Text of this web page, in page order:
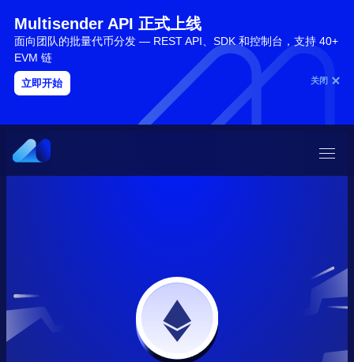
Multisender API 正式上线
面向团队的批量代币分发 — REST API、SDK 和控制台，支持 40+
EVM 链
立即开始 关闭